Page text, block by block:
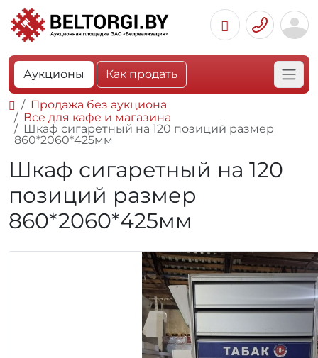
Аукционы Как продать
Продажа без аукциона
Все для кафе и магазина
Шкаф сигаретный на 120 позиций размер
860*2060*425мм
Шкаф сигаретный на 120
позиций размер
860*2060*425мм